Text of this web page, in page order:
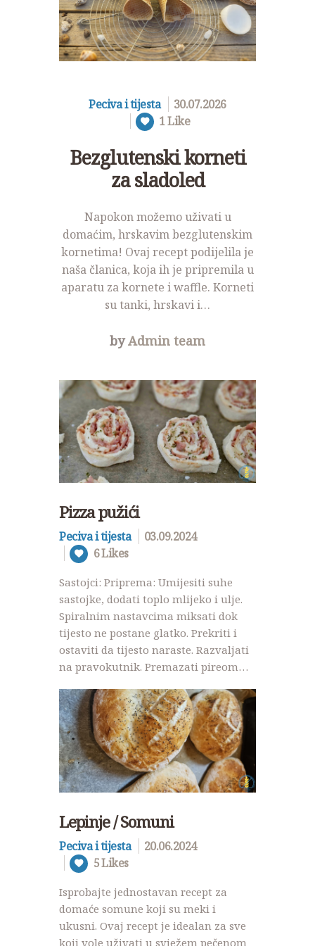
NOVOSTI
KONTAKT
DONACIJE
Peciva i tijesta
30.07.2026
1Like
Bezglutenski korneti
za sladoled
Napokon možemo uživati u
domaćim, hrskavim bezglutenskim
kornetima! Ovaj recept podijelila je
naša članica, koja ih je pripremila u
aparatu za kornete i waffle. Korneti
su tanki, hrskavi i…
byAdmin team
Pizza pužići
Peciva i tijesta
03.09.2024
6Likes
Sastojci: Priprema: Umijesiti suhe
sastojke, dodati toplo mlijeko i ulje.
Spiralnim nastavcima miksati dok
tijesto ne postane glatko. Prekriti i
ostaviti da tijesto naraste. Razvaljati
na pravokutnik. Premazati pireom…
Lepinje / Somuni
Peciva i tijesta
20.06.2024
5Likes
Isprobajte jednostavan recept za
domaće somune koji su meki i
ukusni. Ovaj recept je idealan za sve
koji vole uživati u svježem pečenom